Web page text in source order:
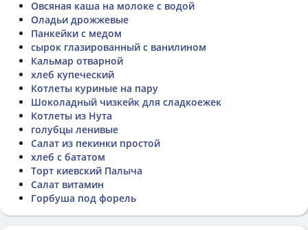
Овсяная каша на молоке с водой
Оладьи дрожжевые
Панкейки с медом
сырок глазированный с ванилином
Кальмар отварной
хлеб купеческий
Котлеты куриные на пару
Шоколадный чизкейк для сладкоежек
Котлеты из Нута
голубцы ленивые
Салат из пекинки простой
хлеб с бататом
Торт киевский Палыча
Салат витамин
Горбуша под форель